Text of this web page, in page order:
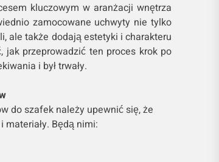
kluczowym w aranżacji wnętrza
zamocowane uchwyty nie tylko
ale także dodają estetyki i charakteru
jak przeprowadzić ten proces krok po
i był trwały.
do szafek należy upewnić się, że
Będą nimi: